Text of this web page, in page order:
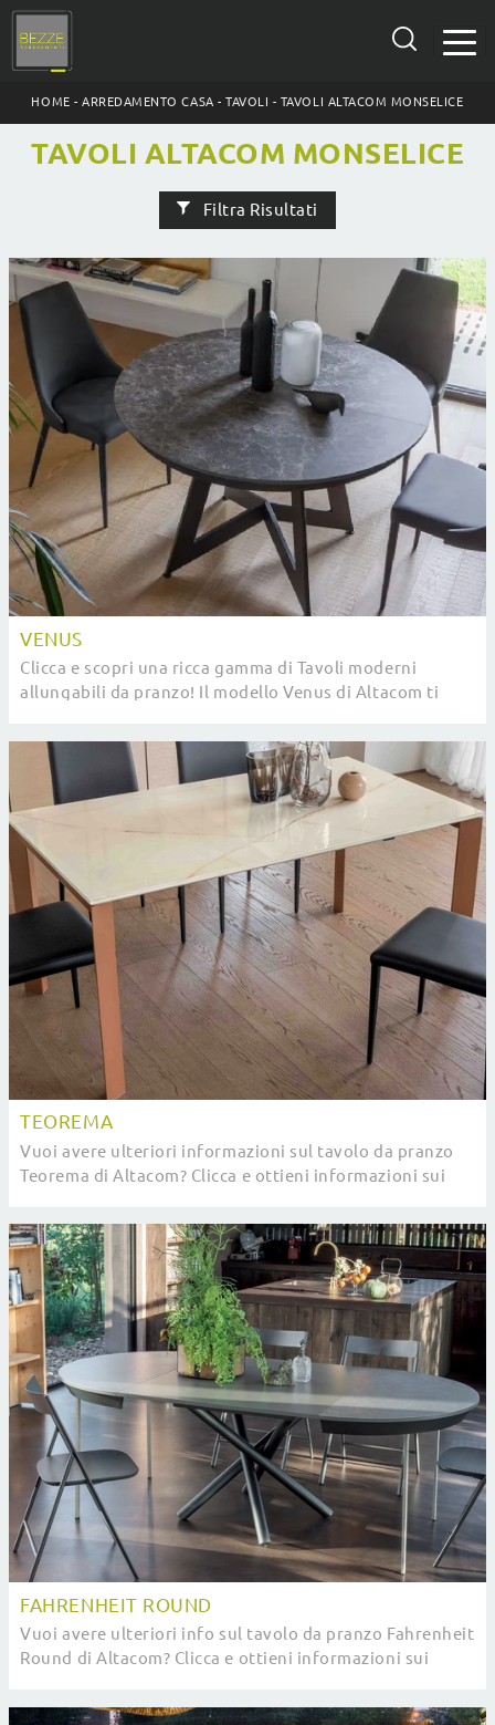
HOME -ARREDAMENTO CASA -TAVOLI - TAVOLI ALTACOM MONSELICE
TAVOLI ALTACOM MONSELICE
Filtra Risultati
VENUS
Clicca e scopri una ricca gamma di Tavoli moderni
allungabili da pranzo! Il modello Venus di Altacom ti
TEOREMA
Vuoi avere ulteriori informazioni sul tavolo da pranzo
Teorema di Altacom? Clicca e ottieni informazioni sui
FAHRENHEIT ROUND
Vuoi avere ulteriori info sul tavolo da pranzo Fahrenheit
Round di Altacom? Clicca e ottieni informazioni sui